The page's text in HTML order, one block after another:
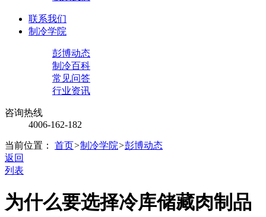
联系我们
制冷学院
彭博动态
制冷百科
常见问答
行业资讯
咨询热线
4006-162-182
当前位置： 首页>制冷学院>彭博动态
返回
列表
为什么要选择冷库储藏肉制品